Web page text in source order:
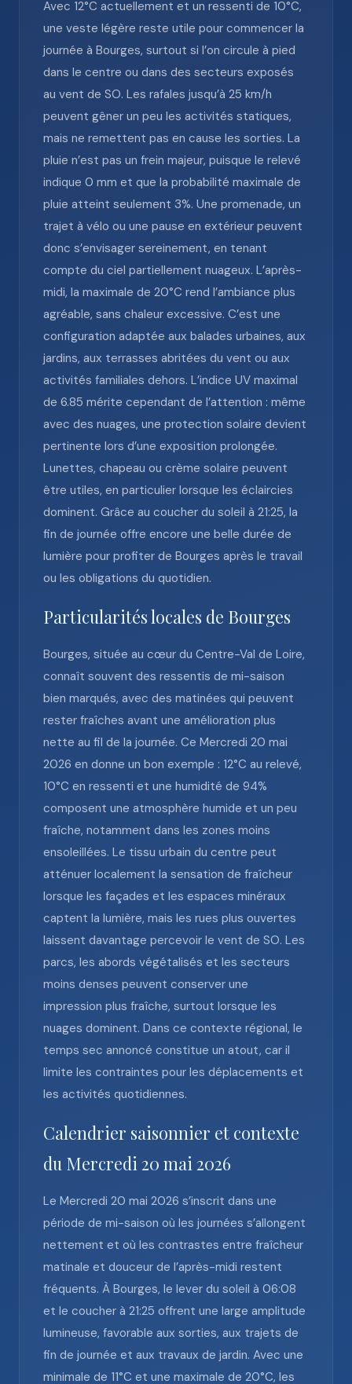
Avec 12°C actuellement et un ressenti de 10°C,
une veste légère reste utile pour commencer la
journée à Bourges, surtout si l’on circule à pied
dans le centre ou dans des secteurs exposés
au vent de SO. Les rafales jusqu’à 25 km/h
peuvent gêner un peu les activités statiques,
mais ne remettent pas en cause les sorties. La
pluie n’est pas un frein majeur, puisque le relevé
indique 0 mm et que la probabilité maximale de
pluie atteint seulement 3%. Une promenade, un
trajet à vélo ou une pause en extérieur peuvent
donc s’envisager sereinement, en tenant
compte du ciel partiellement nuageux. L’après-
midi, la maximale de 20°C rend l’ambiance plus
agréable, sans chaleur excessive. C’est une
configuration adaptée aux balades urbaines, aux
jardins, aux terrasses abritées du vent ou aux
activités familiales dehors. L’indice UV maximal
de 6.85 mérite cependant de l’attention : même
avec des nuages, une protection solaire devient
pertinente lors d’une exposition prolongée.
Lunettes, chapeau ou crème solaire peuvent
être utiles, en particulier lorsque les éclaircies
dominent. Grâce au coucher du soleil à 21:25, la
fin de journée offre encore une belle durée de
lumière pour profiter de Bourges après le travail
ou les obligations du quotidien.
Particularités locales de Bourges
Bourges, située au cœur du Centre-Val de Loire,
connaît souvent des ressentis de mi-saison
bien marqués, avec des matinées qui peuvent
rester fraîches avant une amélioration plus
nette au fil de la journée. Ce Mercredi 20 mai
2026 en donne un bon exemple : 12°C au relevé,
10°C en ressenti et une humidité de 94%
composent une atmosphère humide et un peu
fraîche, notamment dans les zones moins
ensoleillées. Le tissu urbain du centre peut
atténuer localement la sensation de fraîcheur
lorsque les façades et les espaces minéraux
captent la lumière, mais les rues plus ouvertes
laissent davantage percevoir le vent de SO. Les
parcs, les abords végétalisés et les secteurs
moins denses peuvent conserver une
impression plus fraîche, surtout lorsque les
nuages dominent. Dans ce contexte régional, le
temps sec annoncé constitue un atout, car il
limite les contraintes pour les déplacements et
les activités quotidiennes.
Calendrier saisonnier et contexte
du Mercredi 20 mai 2026
Le Mercredi 20 mai 2026 s’inscrit dans une
période de mi-saison où les journées s’allongent
nettement et où les contrastes entre fraîcheur
matinale et douceur de l’après-midi restent
fréquents. À Bourges, le lever du soleil à 06:08
et le coucher à 21:25 offrent une large amplitude
lumineuse, favorable aux sorties, aux trajets de
fin de journée et aux travaux de jardin. Avec une
minimale de 11°C et une maximale de 20°C, les